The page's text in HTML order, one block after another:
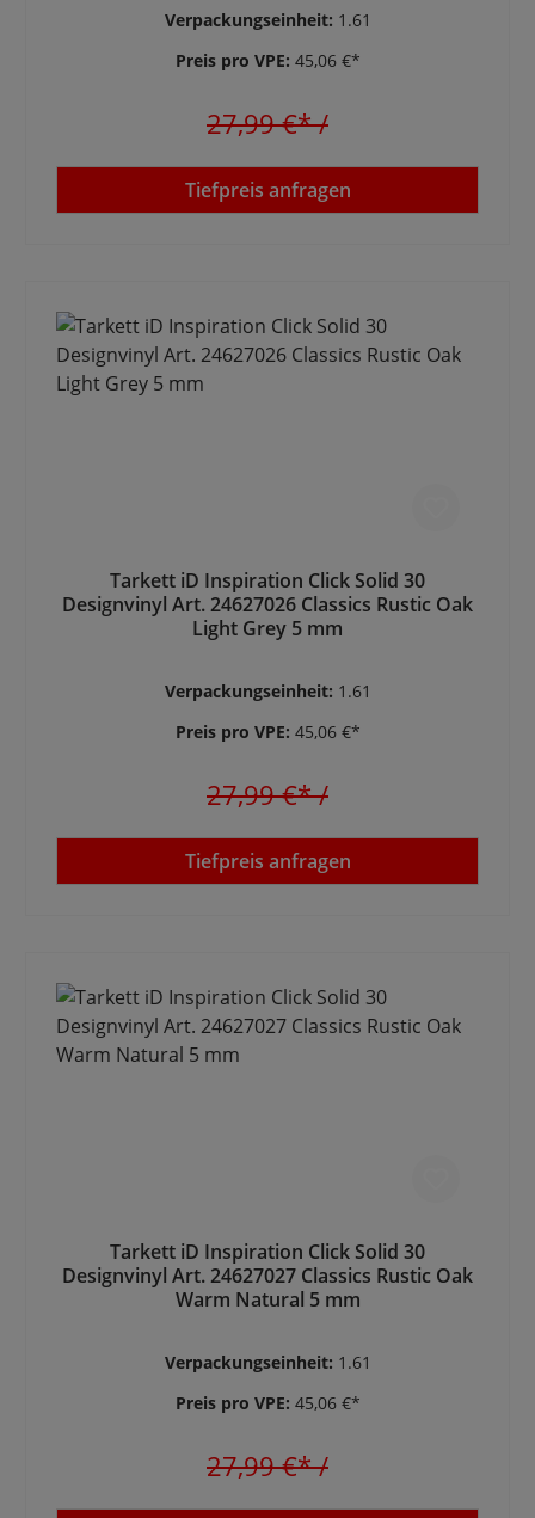
Verpackungseinheit: 1.61
Preis pro VPE: 45,06 €*
27,99 €*/
Tiefpreis anfragen
Tarkett iD Inspiration Click Solid 30
Designvinyl Art. 24627026 Classics Rustic Oak
Light Grey 5 mm
Verpackungseinheit: 1.61
Preis pro VPE: 45,06 €*
27,99 €*/
Tiefpreis anfragen
Tarkett iD Inspiration Click Solid 30
Designvinyl Art. 24627027 Classics Rustic Oak
Warm Natural 5 mm
Verpackungseinheit: 1.61
Preis pro VPE: 45,06 €*
27,99 €*/